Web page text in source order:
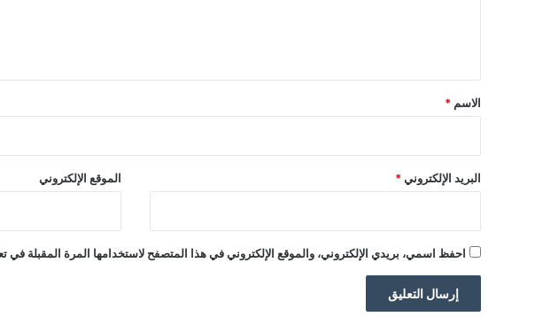
*
الاسم *
البريد الإلكتروني * الموقع الإلكتروني
احفظ اسمي، بريدي الإلكتروني، والموقع الإلكتروني في هذا المتصفح لاستخدامها المرة المقبلة في